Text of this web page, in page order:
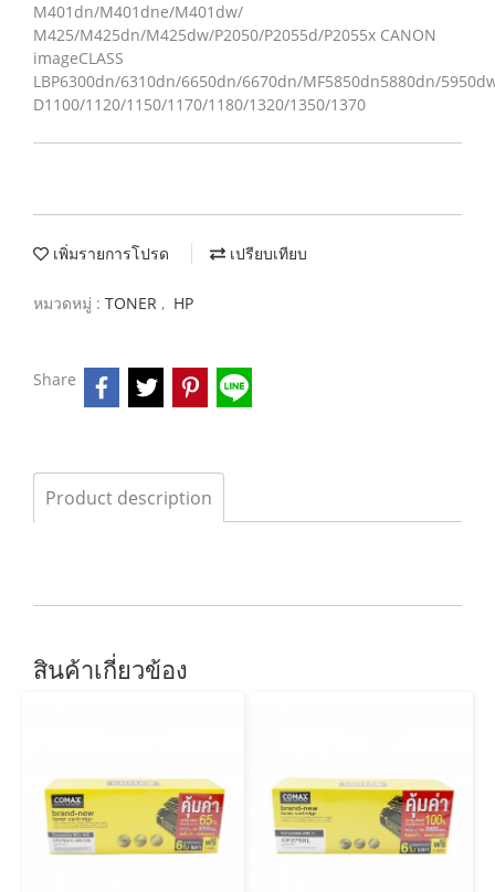
M401dn/M401dne/M401dw/
M425/M425dn/M425dw/P2050/P2055d/P2055x CANON
imageCLASS
LBP6300dn/6310dn/6650dn/6670dn/MF5850dn5880dn/
D1100/1120/1150/1170/1180/1320/1350/1370
เพิ่มรายการโปรด เปรียบเทียบ
หมวดหมู่ : TONER , HP
Share
Product description
สินค้าเกี่ยวข้อง